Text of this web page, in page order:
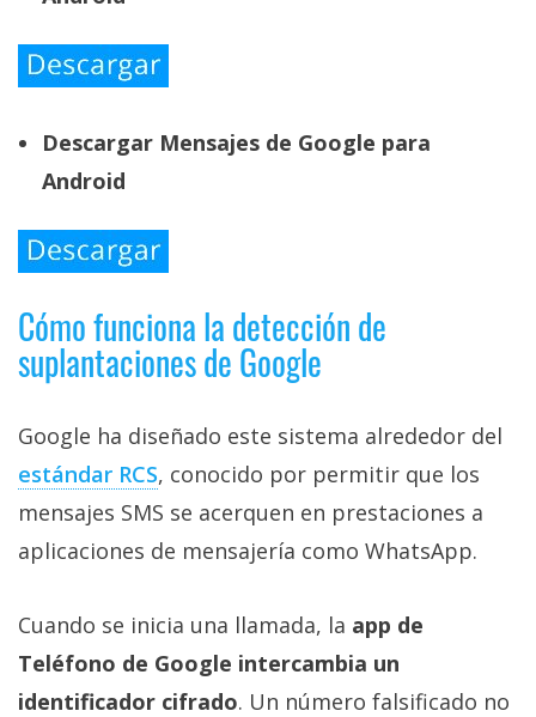
Descargar Mensajes de Google para
Android
Cómo funciona la detección de
suplantaciones de Google
Google ha diseñado este sistema alrededor del
estándar RCS‎, conocido por permitir que los
mensajes SMS se acerquen en prestaciones a
aplicaciones de mensajería como WhatsApp.
Cuando se inicia una llamada, la app de
Teléfono de Google intercambia un
identificador cifrado. Un número falsificado no